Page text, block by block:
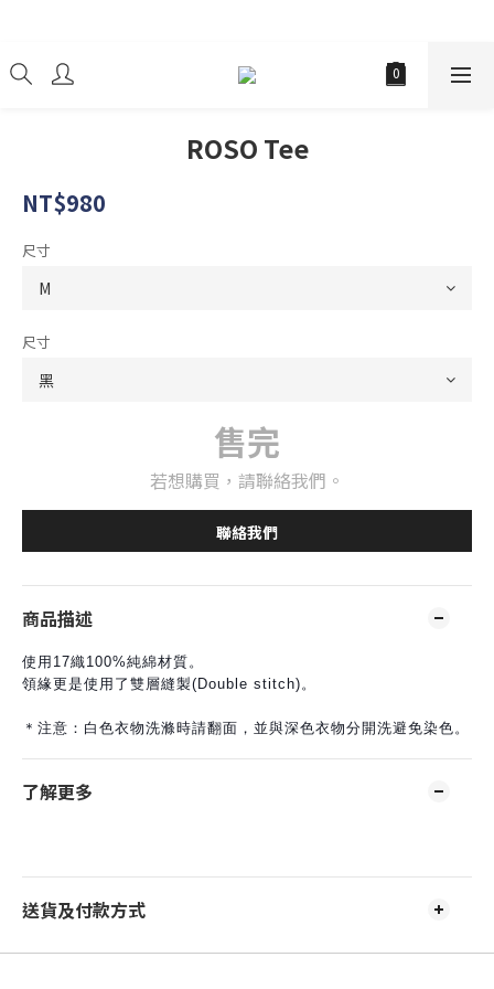
ROSO Tee
NT$980
尺寸
尺寸
售完
若想購買，請聯絡我們。
聯絡我們
商品描述
使用17織100%純綿材質。
領緣更是使用了雙層縫製(Double stitch)。
＊注意：白色衣物洗滌時請翻面，並與深色衣物分開洗避免染色。
了解更多
送貨及付款方式